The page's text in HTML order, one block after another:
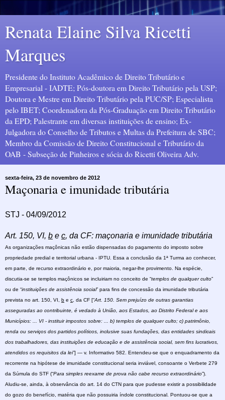
Renata Elaine Silva Ricetti
Marques
Presidente do Instituto Acadêmico de Direito Tributário e
Empresarial - IADTE; Pós-doutora em Direito Tributário pela USP;
Doutora e Mestre em Direito Tributário pela PUC/SP; Especialista
pelo IBET; Coordenadora da Pós-Graduação em Direito Tributário
da EPD; Palestrante em diversas instituições de ensino; Ex-
Julgadora do Conselho de Tributos e Multas da Prefeitura de SBC;
Membro da Comissão de Direito Constitucional e Tributário da
OAB - Subseção de Pinheiros e sócia do Ricetti Oliveira Adv.
sexta-feira, 23 de novembro de 2012
Maçonaria e imunidade tributária
STJ - 04/09/2012
Art. 150, VI, b e c, da CF: maçonaria e imunidade tributária
As organizações maçônicas não estão dispensadas do pagamento do imposto sobre
propriedade predial e territorial urbana - IPTU. Essa a conclusão da 1ª Turma ao conhecer,
em parte, de recurso extraordinário e, por maioria, negar-lhe provimento. Na espécie,
discutia-se se templos maçônicos se incluiriam no conceito de “templos de qualquer culto”
ou de “instituições de assistência social” para fins de concessão da imunidade tributária
prevista no art. 150, VI, b e c , da CF [“Art. 150. Sem prejuízo de outras garantias
asseguradas ao contribuinte, é vedado à União, aos Estados, ao Distrito Federal e aos
Municípios: ... VI - instituir impostos sobre: ... b) templos de qualquer culto; c) patrimônio,
renda ou serviços dos partidos políticos, inclusive suas fundações, das entidades sindicais
dos trabalhadores, das instituições de educação e de assistência social, sem fins lucrativos,
atendidos os requisitos da lei”] — v. Informativo 582. Entendeu-se que o enquadramento da
recorrente na hipótese de imunidade constitucional seria inviável, consoante o Verbete 279
da Súmula do STF (“Para simples reexame de prova não cabe recurso extraordinário”).
Aludiu-se, ainda, à observância do art. 14 do CTN para que pudesse existir a possibilidade
do gozo do benefício, matéria que não possuiria índole constitucional. Pontuou-se que a